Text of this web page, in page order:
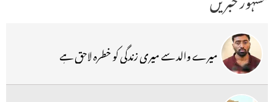
میرے والد سے میری زندگی کو خطرہ لاحق ہے